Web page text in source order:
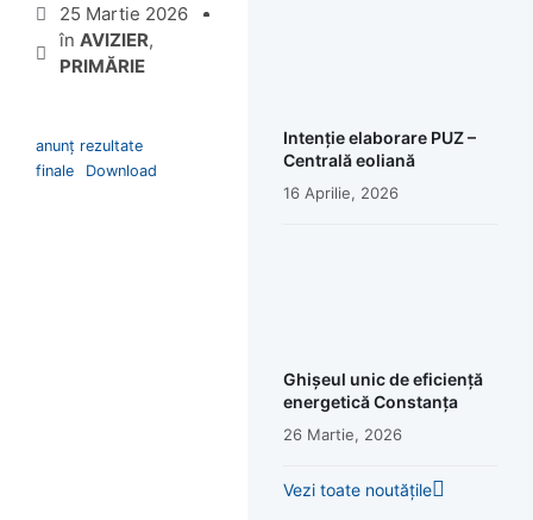
25 Martie 2026
în AVIZIER,
PRIMĂRIE
anunț rezultate
finale
Download
Intenție elaborare PUZ –
Centrală eoliană
16 Aprilie, 2026
Ghișeul unic de eficiență
energetică Constanța
26 Martie, 2026
Vezi toate noutățile